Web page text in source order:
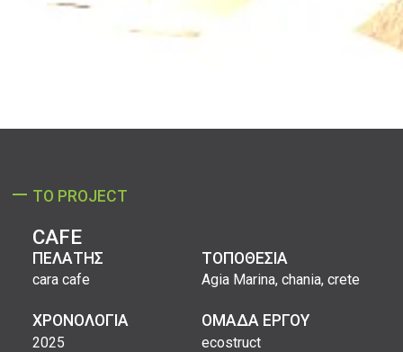
ΤΟ PROJECT
CAFE
ΠΕΛΑΤΗΣ
cara cafe
ΤΟΠΟΘΕΣΙΑ
Agia Marina, chania, crete
ΧΡΟΝΟΛΟΓΙΑ
2025
ΟΜΑΔΑ ΕΡΓΟΥ
ecostruct